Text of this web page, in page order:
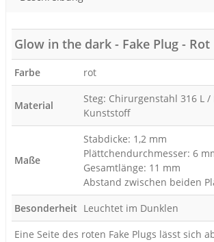
Glow in the dark - Fake Plug - Rot
Farbe rot
Material
Steg: Chirurgenstahl 316 L /
Kunststoff
Maße
Stabdicke: 1,2 mm
Plättchendurchmesser: 6
Gesamtlänge: 11 mm
Abstand zwischen beiden
Besonderheit Leuchtet im Dunklen
Eine Seite des roten Fake Plugs lässt sich